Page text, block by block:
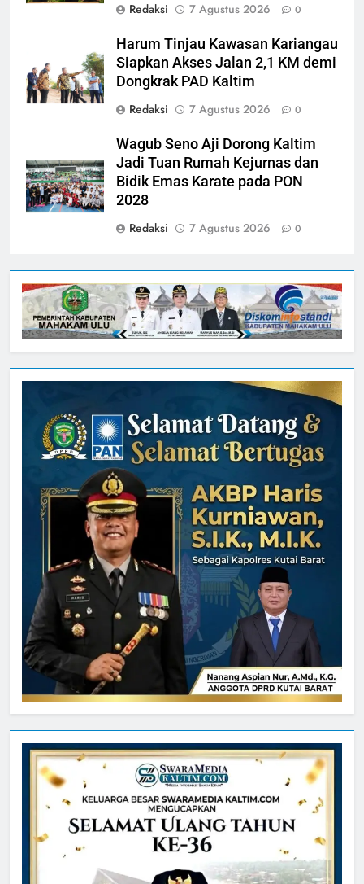
Redaksi
7 Agustus 2026 0
Harum Tinjau Kawasan Kariangau
Siapkan Akses Jalan 2,1 KM demi
Dongkrak PAD Kaltim
Redaksi
7 Agustus 2026 0
Wagub Seno Aji Dorong Kaltim
Jadi Tuan Rumah Kejurnas dan
Bidik Emas Karate pada PON
2028
Redaksi
7 Agustus 2026 0